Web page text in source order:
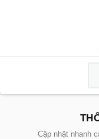
Cập nhật nhanh